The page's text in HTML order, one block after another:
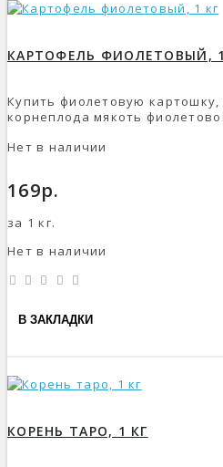
КАРТОФЕЛЬ ФИОЛЕТОВЫЙ,
Купить фиолетовую картошку,
корнеплода мякоть
Нет в наличии
169р.
за 1 кг.
Нет в наличии
В ЗАКЛАДКИ
КОРЕНЬ ТАРО, 1 КГ